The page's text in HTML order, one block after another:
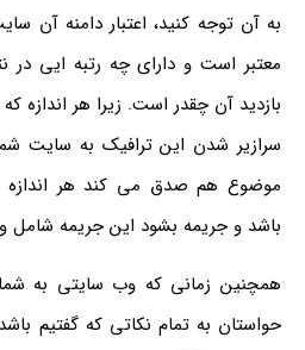
به آن توجه کنید، اعتبار دامنه آن
معتبر است و دارای چه رتبه ایی
بازدید آن چقدر است. زیرا هر اندازه
سرازیر شدن این ترافیک به سایت
موضوع هم صدق می کند هر اندازه
باشد و جریمه بشود این جریمه
همچنین زمانی که وب سایتی به
حواستان به تمام نکاتی که گفتیم